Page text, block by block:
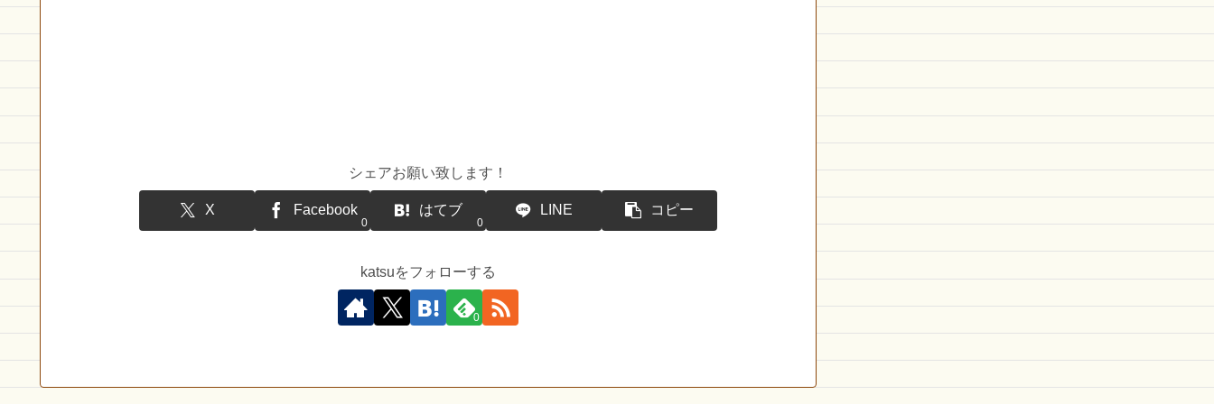
シェアお願い致します！
X Facebook
0
はてブ
0
LINE コピー
katsuをフォローする
0